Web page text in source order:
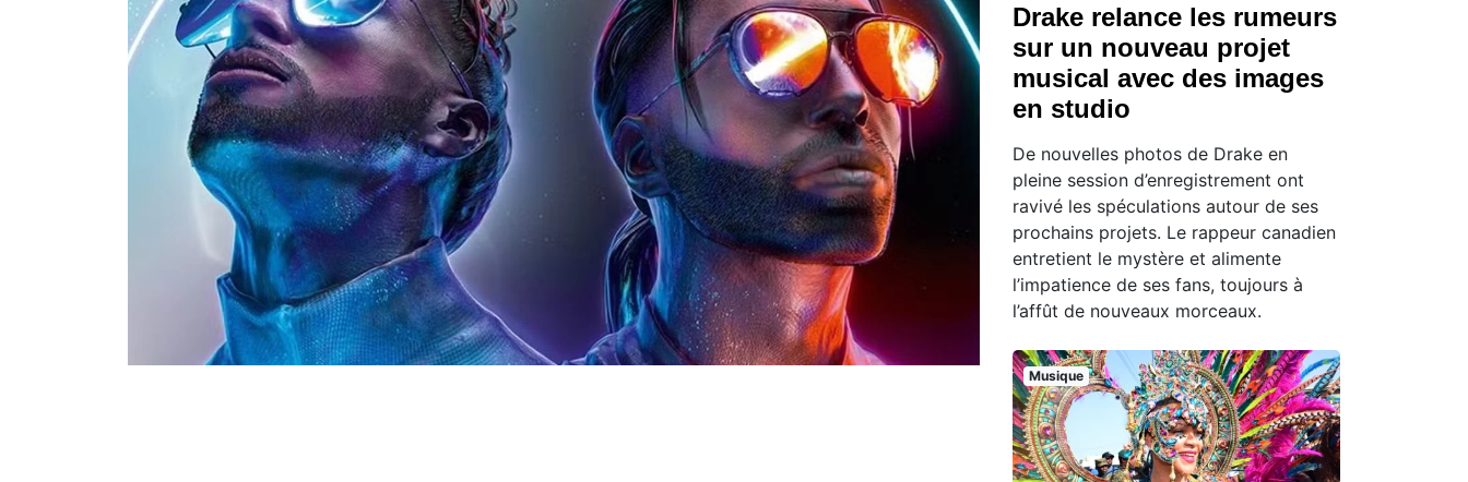
Drake relance les rumeurs
sur un nouveau projet
musical avec des images
en studio
De nouvelles photos de Drake en
pleine session d’enregistrement ont
ravivé les spéculations autour de ses
prochains projets. Le rappeur canadien
entretient le mystère et alimente
l’impatience de ses fans, toujours à
l’affût de nouveaux morceaux.
Musique